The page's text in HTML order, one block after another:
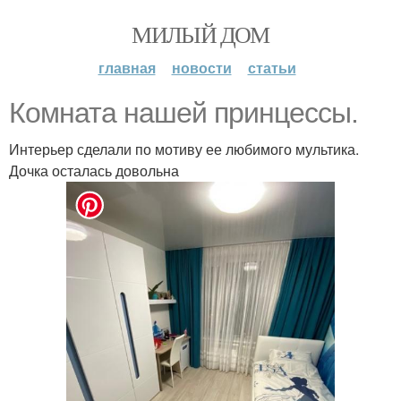
МИЛЫЙ ДОМ
главная новости статьи
Комната нашей принцессы.
Интерьер сделали по мотиву ее любимого мультика.
Дочка осталась довольна